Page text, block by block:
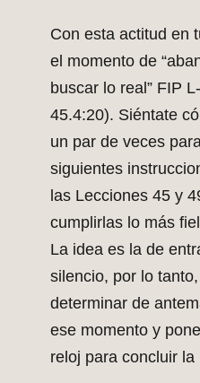
Con esta actitud en
el momento de
buscar lo real” FIP
45.4:20). Siéntate
un par de veces
siguientes
las Lecciones 45 y
cumplirlas lo más
La idea es la de
silencio, por lo
determinar de
ese momento y
reloj para concluir la